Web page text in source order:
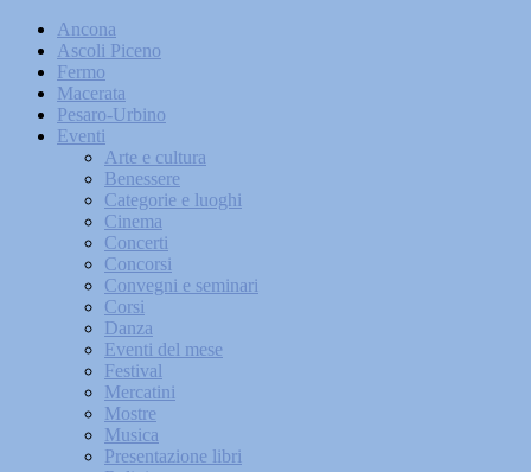
Ancona
Ascoli Piceno
Fermo
Macerata
Pesaro-Urbino
Eventi
Arte e cultura
Benessere
Categorie e luoghi
Cinema
Concerti
Concorsi
Convegni e seminari
Corsi
Danza
Eventi del mese
Festival
Mercatini
Mostre
Musica
Presentazione libri